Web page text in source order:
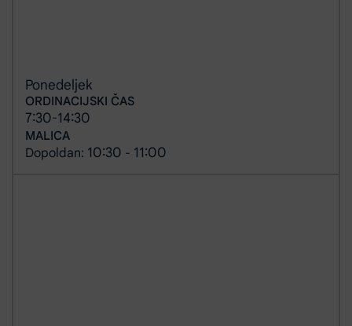
Ponedeljek
ORDINACIJSKI ČAS
7:30-14:30
MALICA
Dopoldan: 10:30 - 11:00